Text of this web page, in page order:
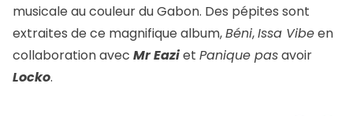
musicale au couleur du Gabon. Des pépites sont
extraites de ce magnifique album,Béni,Issa Vibeen
collaboration avec Mr Eaziet Panique pasavoir
Locko.